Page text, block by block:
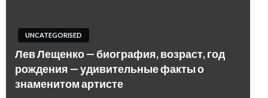
UNCATEGORISED
Лев Лещенко — биография, возраст, год
рождения — удивительные факты о
знаменитом артисте